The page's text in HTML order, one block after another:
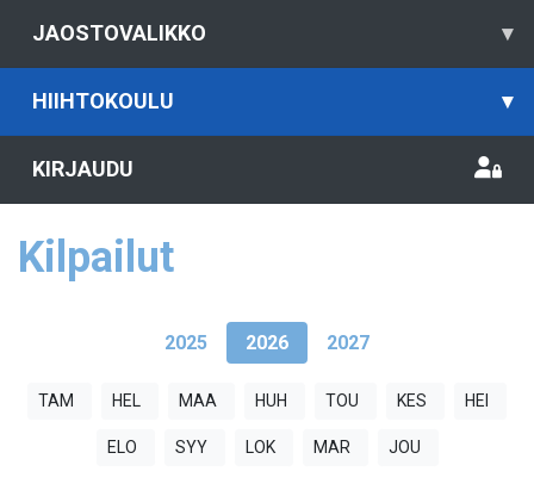
JAOSTOVALIKKO ▾
HIIHTOKOULU ▾
KIRJAUDU
Kilpailut
2025 2026 2027
TAM HEL MAA HUH TOU KES HEI
ELO SYY LOK MAR JOU